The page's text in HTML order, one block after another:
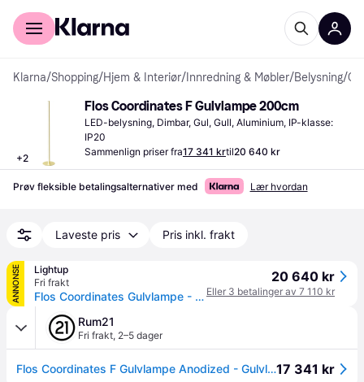
For kunder
Klarna/Shopping/Hjem & Interiør/ Innredning & Møbler/Belysning/
+2
Flos Coordinates F Gulvlampe 200cm
LED-belysning, Dimbar, Gul, Gull, Aluminium, IP-klasse:
IP20
Sammenlign priser fra17 341 krtil20 640 kr
Prøv fleksible betalingsalternativer med Lær hvordan
Laveste pris Pris inkl. frakt
ANNONSE
Lightup
Fri frakt
Flos Coordinates Gulvlampe - Messing
20 640 kr
Eller 3 betalinger av 7 110 kr
Rum21
Fri frakt, 2–5 dager
Flos Coordinates F Gulvlampe Anodized - Gulvlamper Aluminium Champagne - F180104417 341 kr